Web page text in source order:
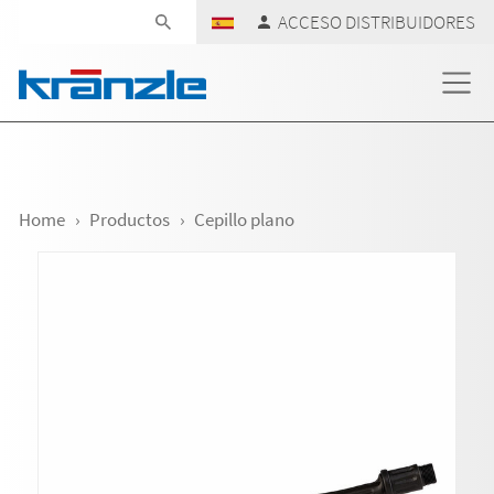
ACCESO DISTRIBUIDORES
Home Productos Cepillo plano